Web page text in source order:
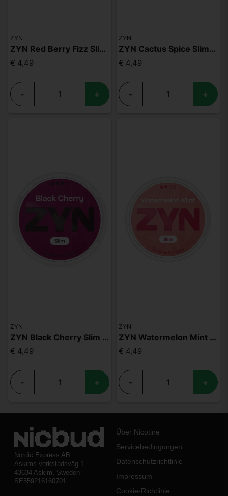
ZYN
ZYN Red Berry Fizz Slim S4
€ 4,49
- +
ZYN
ZYN Cactus Spice Slim S4
€ 4,49
- +
ZYN
ZYN Black Cherry Slim S3
€ 4,49
- +
ZYN
ZYN Watermelon Mint Slim S2
€ 4,49
- +
Nordic Express AB
Askims verkstadsväg 1
43634 Askim, Sweden
SE559216160701
Über Nicotine
Servicebedingungen
Datenschutzrichtlinie
Impressum
Cookie-Richtlinie